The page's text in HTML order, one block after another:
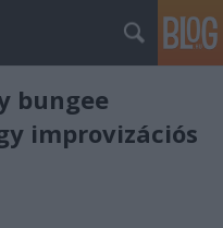
bungee
improvizációs